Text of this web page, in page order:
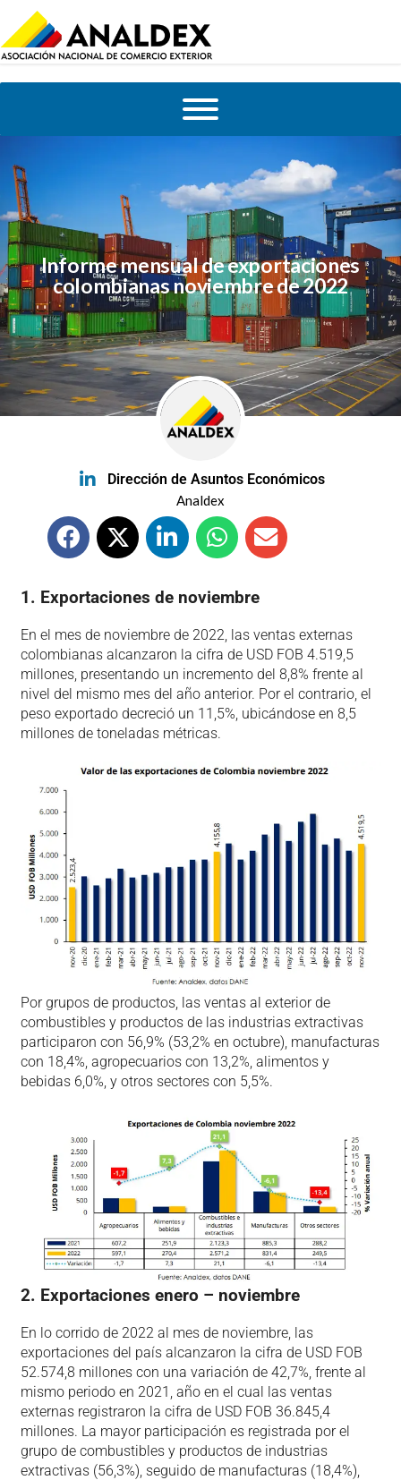
Informe mensual de exportaciones
colombianas noviembre de 2022
Dirección de Asuntos Económicos
Analdex
1. Exportaciones de noviembre
En el mes de noviembre de 2022, las ventas externas
colombianas alcanzaron la cifra de USD FOB 4.519,5
millones, presentando un incremento del 8,8% frente al
nivel del mismo mes del año anterior. Por el contrario, el
peso exportado decreció un 11,5%, ubicándose en 8,5
millones de toneladas métricas.
Por grupos de productos, las ventas al exterior de
combustibles y productos de las industrias extractivas
participaron con 56,9% (53,2% en octubre), manufacturas
con 18,4%, agropecuarios con 13,2%, alimentos y
bebidas 6,0%, y otros sectores con 5,5%.
2. Exportaciones enero – noviembre
En lo corrido de 2022 al mes de noviembre, las
exportaciones del país alcanzaron la cifra de USD FOB
52.574,8 millones con una variación de 42,7%, frente al
mismo periodo en 2021, año en el cual las ventas
externas registraron la cifra de USD FOB 36.845,4
millones. La mayor participación es registrada por el
grupo de combustibles y productos de industrias
extractivas (56,3%), seguido de manufacturas (18,4%),